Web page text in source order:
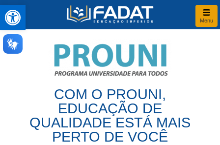
Abrir a barra de ferramentas
Menu
COM O PROUNI,
EDUCAÇÃO DE
QUALIDADE ESTÁ MAIS
PERTO DE VOCÊ